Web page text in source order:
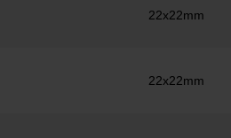
22x22mm
22x22mm